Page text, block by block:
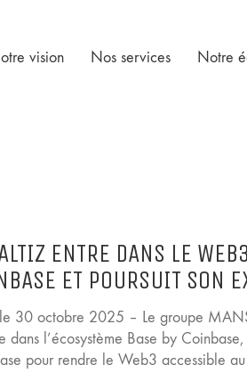
vision Nos services Notre
ENTRE DANS LE
ET POURSUIT SON
30 octobre 2025 – Le groupe
dans l’écosystème Base by
pour rendre le Web3 accessible